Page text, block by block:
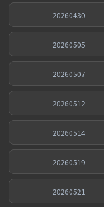
20260430
20260505
20260507
20260512
20260514
20260519
20260521